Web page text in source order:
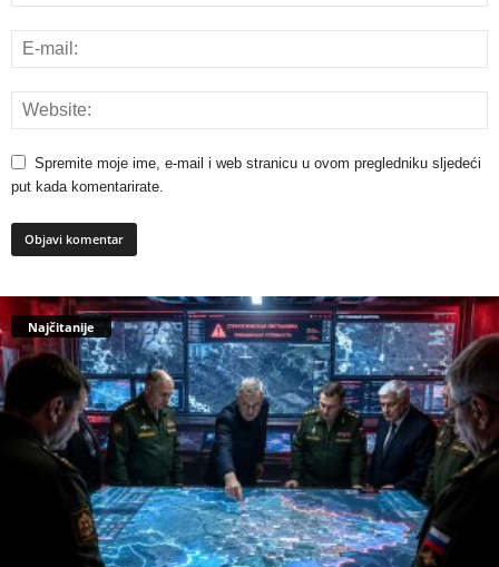
Spremite moje ime, e-mail i web stranicu u ovom pregledniku sljedeći
put kada komentarirate.
Najčitanije